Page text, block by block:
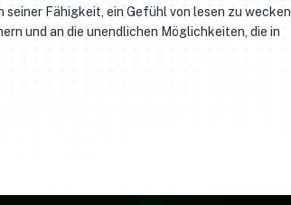
Fähigkeit, ein Gefühl von lesen zu wecken,
und an die unendlichen Möglichkeiten, die in